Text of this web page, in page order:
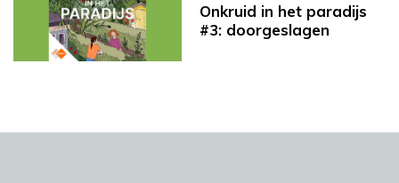
Onkruid in het paradijs
#3: doorgeslagen